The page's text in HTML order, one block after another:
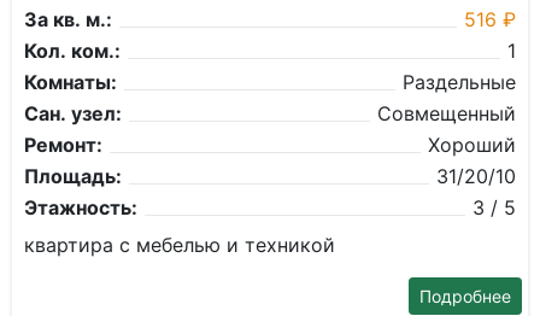
За кв. м.:
516 ₽
Кол. ком.:
1
Комнаты:
Раздельные
Сан. узел:
Совмещенный
Ремонт:
Хороший
Площадь:
31/20/10
Этажность:
3 / 5
квартира с мебелью и техникой
Подробнее